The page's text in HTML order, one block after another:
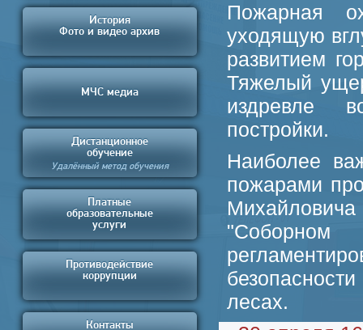
История
Фото и видео архив
МЧС медиа
Дистанционное
обучение
Удалённый метод обучения
Платные
образовательные
услуги
Противодействие
коррупции
Контакты
Пожарная
уходящую
развитием
Тяжелый
издревле
постройки.
Наиболее
пожарами
лесах.